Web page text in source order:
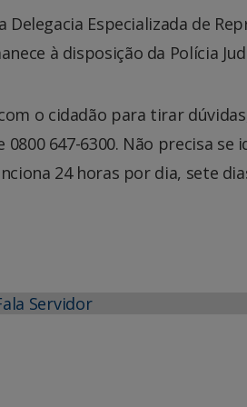
Especializada de
à disposição da Polícia
o cidadão para tirar
647-6300. Não precisa se
24 horas por dia, sete
Servidor